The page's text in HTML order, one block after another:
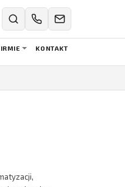
KONTAKT